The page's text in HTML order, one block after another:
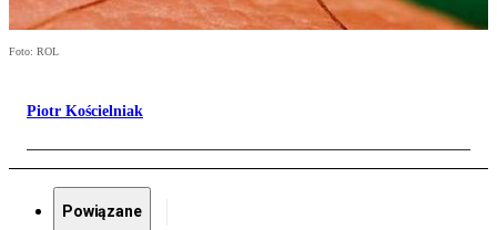
Foto: ROL
Piotr Kościelniak
Powiązane